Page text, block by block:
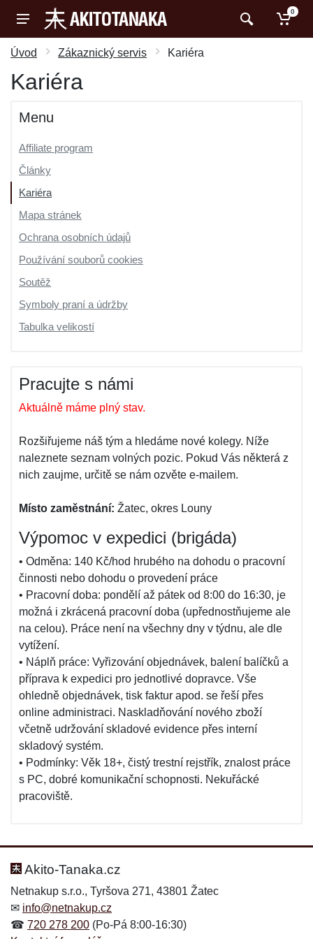
0
Úvod Zákaznický servis Kariéra
Kariéra
Menu
Affiliate program
Články
Kariéra
Mapa stránek
Ochrana osobních údajů
Používání souborů cookies
Soutěž
Symboly praní a údržby
Tabulka velikostí
Pracujte s námi
Aktuálně máme plný stav.
Rozšiřujeme náš tým a hledáme nové kolegy. Níže
naleznete seznam volných pozic. Pokud Vás některá z
nich zaujme, určitě se nám ozvěte e-mailem.
Místo zaměstnání: Žatec, okres Louny
Výpomoc v expedici (brigáda)
• Odměna: 140 Kč/hod hrubého na dohodu o pracovní
činnosti nebo dohodu o provedení práce
• Pracovní doba: pondělí až pátek od 8:00 do 16:30, je
možná i zkrácená pracovní doba (upřednostňujeme ale
na celou). Práce není na všechny dny v týdnu, ale dle
vytížení.
• Náplň práce: Vyřizování objednávek, balení balíčků a
příprava k expedici pro jednotlivé dopravce. Vše
ohledně objednávek, tisk faktur apod. se řeší přes
online administraci. Naskladňování nového zboží
včetně udržování skladové evidence přes interní
skladový systém.
• Podmínky: Věk 18+, čistý trestní rejstřík, znalost práce
s PC, dobré komunikační schopnosti. Nekuřácké
pracoviště.
Akito-Tanaka.cz
Netnakup s.r.o., Tyršova 271, 43801 Žatec
✉ info@netnakup.cz
☎ 720 278 200 (Po-Pá 8:00-16:30)